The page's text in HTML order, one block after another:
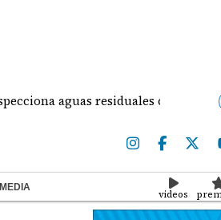
aguas residuales colapsadas en
videos